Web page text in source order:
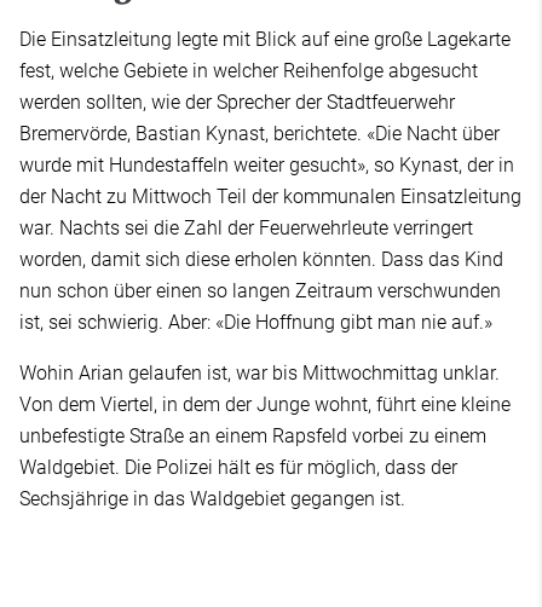
Die Einsatzleitung legte mit Blick auf eine große Lagekarte
fest, welche Gebiete in welcher Reihenfolge abgesucht
werden sollten, wie der Sprecher der Stadtfeuerwehr
Bremervörde, Bastian Kynast, berichtete. «Die Nacht über
wurde mit Hundestaffeln weiter gesucht», so Kynast, der in
der Nacht zu Mittwoch Teil der kommunalen Einsatzleitung
war. Nachts sei die Zahl der Feuerwehrleute verringert
worden, damit sich diese erholen könnten. Dass das Kind
nun schon über einen so langen Zeitraum verschwunden
ist, sei schwierig. Aber: «Die Hoffnung gibt man nie auf.»
Wohin Arian gelaufen ist, war bis Mittwochmittag unklar.
Von dem Viertel, in dem der Junge wohnt, führt eine kleine
unbefestigte Straße an einem Rapsfeld vorbei zu einem
Waldgebiet. Die Polizei hält es für möglich, dass der
Sechsjährige in das Waldgebiet gegangen ist.